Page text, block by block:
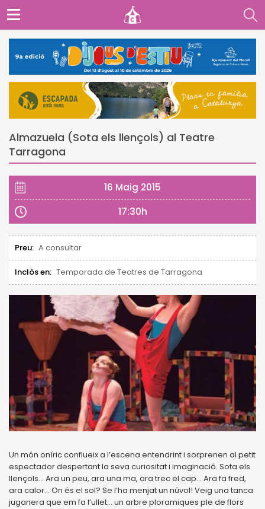
Almazuela (Sota els llençols) al Teatre
Tarragona
16 Maig 2015
17:30h
Preu: A consultar
Inclòs en: Temporada de Teatres de Tarragona
Un món oníric conflueix a l’escena entendrint i sorprenen al petit
espectador despertant la seva curiositat i imaginació. Sota els
llençols... Ara un peu, ara una ma, ara trec el cap... Ara fa fred,
ara calor... On és el sol? Se l’ha menjat un núvol! Veig una tanca
juganera que em fa l’ullet... un arbre ploramiques ple de flors